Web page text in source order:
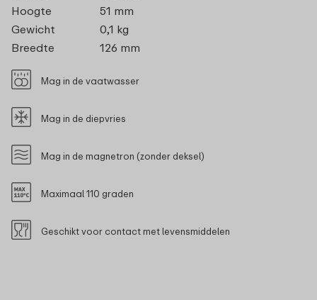
Hoogte
51 mm
Gewicht
0,1 kg
Breedte
126 mm
Mag in de vaatwasser
Mag in de diepvries
Mag in de magnetron (zonder deksel)
Maximaal 110 graden
Geschikt voor contact met levensmiddelen